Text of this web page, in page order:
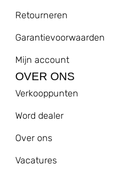
Retourneren
Garantievoorwaarden
Mijn account
OVER ONS
Verkooppunten
Word dealer
Over ons
Vacatures